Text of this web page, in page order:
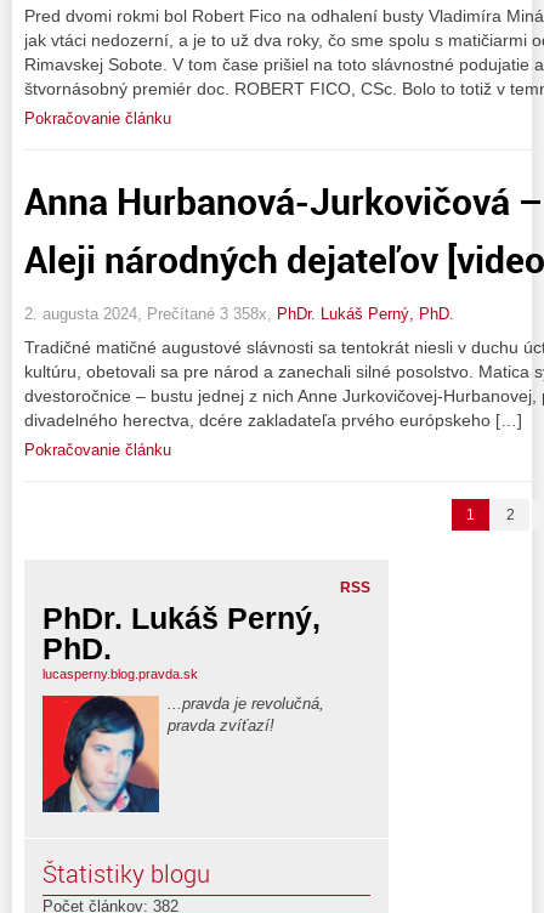
Pred dvomi rokmi bol Robert Fico na odhalení busty Vladimíra
jak vtáci nedozerní, a je to už dva roky, čo sme spolu s matičiarmi
Rimavskej Sobote. V tom čase prišiel na toto slávnostné podujatie
štvornásobný premiér doc. ROBERT FICO, CSc. Bolo to totiž v
Pokračovanie článku
Anna Hurbanová-Jurkovičová
Aleji národných dejateľov
2. augusta 2024, Prečítané 3 358x, PhDr. Lukáš Perný, PhD.
Tradičné matičné augustové slávnosti sa tentokrát niesli v duchu
kultúru, obetovali sa pre národ a zanechali silné posolstvo. Matica
dvestoročnice – bustu jednej z nich Anne Jurkovičovej-
divadelného herectva, dcére zakladateľa prvého európskeho […]
Pokračovanie článku
1 2
RSS
PhDr. Lukáš Perný,
PhD.
lucasperny.blog.pravda.sk
...pravda je revolučná,
pravda zvíťazí!
Štatistiky blogu
Počet článkov: 382